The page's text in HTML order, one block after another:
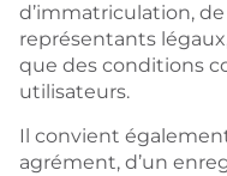
d’immatriculation,
représentants
que des conditions
utilisateurs.
Il convient
agrément, d’un